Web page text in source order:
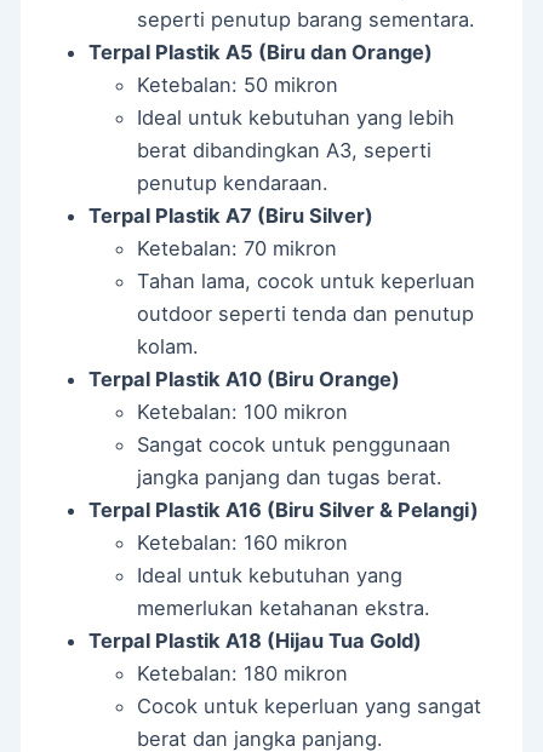
seperti penutup barang sementara.
Terpal Plastik A5 (Biru dan Orange)
Ketebalan: 50 mikron
Ideal untuk kebutuhan yang lebih
berat dibandingkan A3, seperti
penutup kendaraan.
Terpal Plastik A7 (Biru Silver)
Ketebalan: 70 mikron
Tahan lama, cocok untuk keperluan
outdoor seperti tenda dan penutup
kolam.
Terpal Plastik A10 (Biru Orange)
Ketebalan: 100 mikron
Sangat cocok untuk penggunaan
jangka panjang dan tugas berat.
Terpal Plastik A16 (Biru Silver & Pelangi)
Ketebalan: 160 mikron
Ideal untuk kebutuhan yang
memerlukan ketahanan ekstra.
Terpal Plastik A18 (Hijau Tua Gold)
Ketebalan: 180 mikron
Cocok untuk keperluan yang sangat
berat dan jangka panjang.